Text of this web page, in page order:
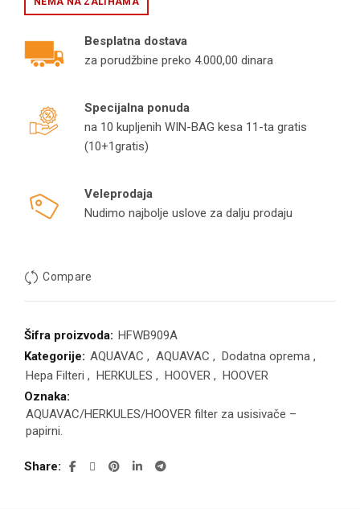
Besplatna dostava
za porudžbine preko 4.000,00 dinara
Specijalna ponuda
na 10 kupljenih WIN-BAG kesa 11-ta gratis
(10+1gratis)
Veleprodaja
Nudimo najbolje uslove za dalju prodaju
Compare
Šifra proizvoda: HFWB909A
Kategorije: AQUAVAC , AQUAVAC , Dodatna oprema ,
Hepa Filteri , HERKULES , HOOVER , HOOVER
Oznaka:
AQUAVAC/HERKULES/HOOVER filter za usisivače –
papirni.
Share